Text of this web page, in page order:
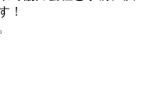
！